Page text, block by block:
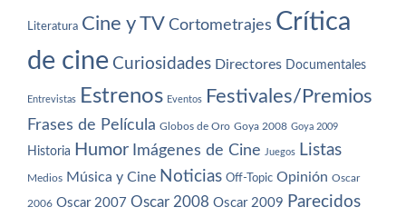
Literatura Cine y TV Cortometrajes Crítica
de cine Curiosidades Directores Documentales
Entrevistas Estrenos Eventos Festivales/Premios
Frases de Película Globos de Oro Goya 2008 Goya 2009
Historia Humor Imágenes de Cine Juegos Listas
Medios Música y Cine Noticias Off-Topic Opinión Oscar
2006 Oscar 2007 Oscar 2008 Oscar 2009 Parecidos